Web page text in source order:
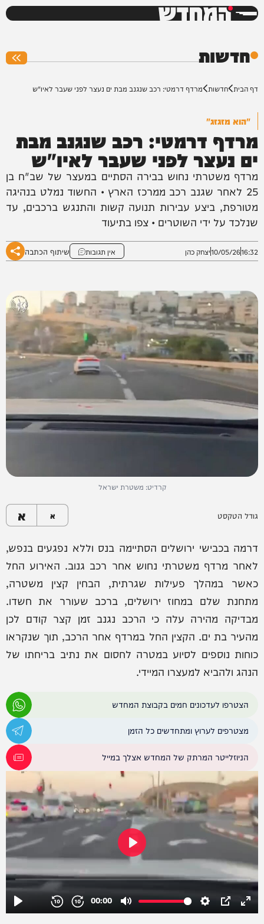
המחדש
חדשות
דף הבית חדשות מרדף דרמטי: רכב שנגנב מבת ים נעצר לפני שעבר לאיו"ש
"הוא מזגזג"
מרדף דרמטי: רכב שנגנב מבת
ים נעצר לפני שעבר לאיו"ש
מרדף משטרתי נחוש בבירה הסתיים במעצר של שב"ח בן
25 לאחר שגנב רכב ממרכז הארץ • החשוד נמלט בנהיגה
מטורפת, ביצע עבירות תנועה קשות והתנגש ברכבים, עד
שנלכד על ידי השוטרים • צפו בתיעוד
16:32
10/05/26יצחק כהן אין תגובות שיתוף הכתבה
קרדיט: משטרת ישראל
גודל הטקסט א א
דרמה בכבישי ירושלים הסתיימה בנס וללא נפגעים בנפש,
לאחר מרדף משטרתי נחוש אחר רכב גנוב. האירוע החל
כאשר במהלך פעילות שגרתית, הבחין קצין משטרה,
מתחנת שלם במחוז ירושלים, ברכב שעורר את חשדו.
מבדיקה מהירה עלה כי הרכב נגנב זמן קצר קודם לכן
מהעיר בת ים. הקצין החל במרדף אחר הרכב, תוך שנקראו
כוחות נוספים לסיוע במטרה לחסום את נתיב בריחתו של
הנהג ולהביא למעצרו המיידי.
הצטרפו לעדכונים חמים בקבוצת המחדש
מצטרפים לערוץ ומתחדשים כל הזמן
הניוזלייטר המרתק של המחדש אצלך במייל